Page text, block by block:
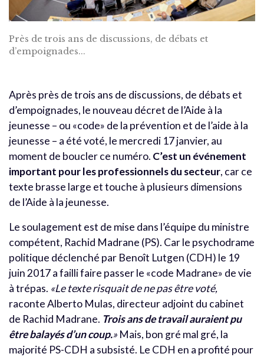
Près de trois ans de discussions, de débats et
d’empoignades...
Après près de trois ans de discussions, de débats et
d’empoignades, le nouveau décret de l’Aide à la
jeunesse – ou «code» de la prévention et de l’aide à la
jeunesse – a été voté, le mercredi 17 janvier, au
moment de boucler ce numéro. C’est un événement
important pour les professionnels du secteur, car ce
texte brasse large et touche à plusieurs dimensions
de l’Aide à la jeunesse.
Le soulagement est de mise dans l’équipe du ministre
compétent, Rachid Madrane (PS). Car le psychodrame
politique déclenché par Benoît Lutgen (CDH) le 19
juin 2017 a failli faire passer le «code Madrane» de vie
à trépas. «Le texte risquait de ne pas être voté,
raconte Alberto Mulas, directeur adjoint du cabinet
de Rachid Madrane. Trois ans de travail auraient pu
être balayés d’un coup.» Mais, bon gré mal gré, la
majorité PS-CDH a subsisté. Le CDH en a profité pour